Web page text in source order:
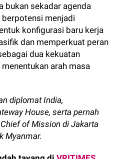
bukan sekadar agenda
menjadi
konfigurasi baru kerja
dan memperkuat peran
dua kekuatan
arah masa
diplomat India,
House, serta pernah
of Mission di Jakarta
Myanmar.